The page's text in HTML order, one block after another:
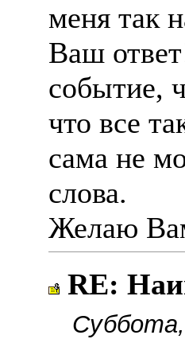
меня так
Ваш
событие,
что все
сама не
слова.
Желаю
RE:
Суббота,